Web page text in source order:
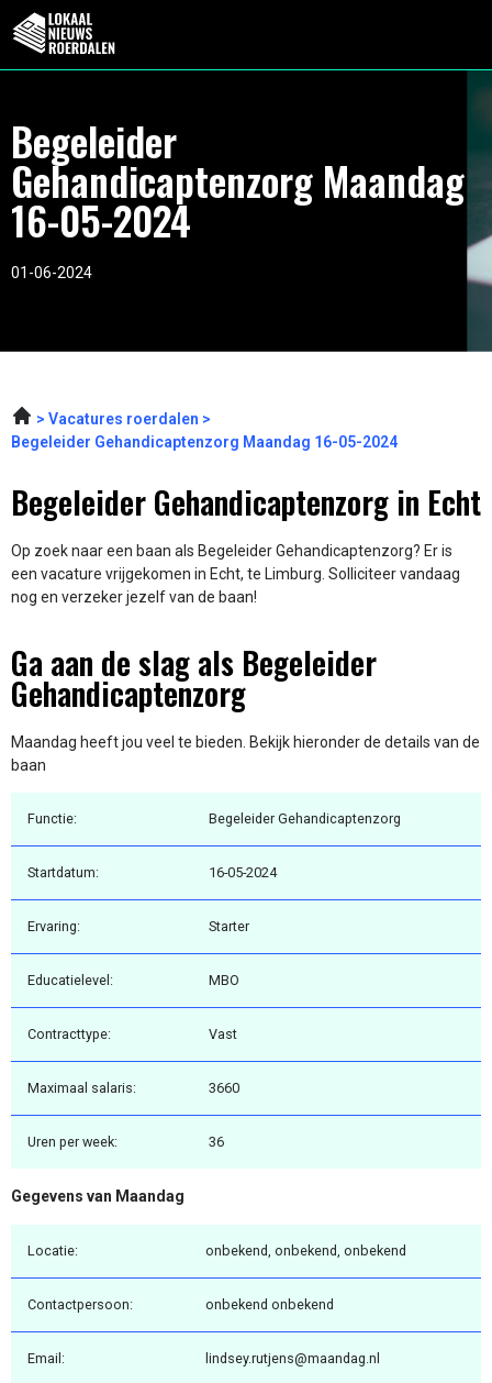
Begeleider
Gehandicaptenzorg Maandag
16-05-2024
01-06-2024
Vacatures roerdalen
Begeleider Gehandicaptenzorg Maandag 16-05-2024
Begeleider Gehandicaptenzorg in Echt
Op zoek naar een baan als Begeleider Gehandicaptenzorg? Er is
een vacature vrijgekomen in Echt, te Limburg. Solliciteer vandaag
nog en verzeker jezelf van de baan!
Ga aan de slag als Begeleider
Gehandicaptenzorg
Maandag heeft jou veel te bieden. Bekijk hieronder de details van de
baan
Functie: Begeleider Gehandicaptenzorg
Startdatum: 16-05-2024
Ervaring: Starter
Educatielevel: MBO
Contracttype: Vast
Maximaal salaris: 3660
Uren per week: 36
Gegevens van Maandag
Locatie: onbekend, onbekend, onbekend
Contactpersoon: onbekend onbekend
Email: lindsey.rutjens@maandag.nl